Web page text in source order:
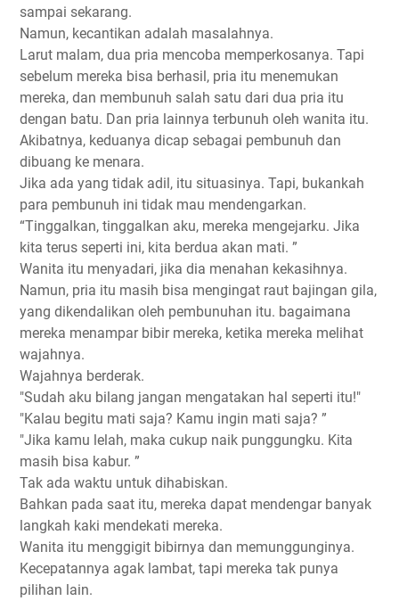
sampai sekarang.
Namun, kecantikan adalah masalahnya.
Larut malam, dua pria mencoba memperkosanya. Tapi
sebelum mereka bisa berhasil, pria itu menemukan
mereka, dan membunuh salah satu dari dua pria itu
dengan batu. Dan pria lainnya terbunuh oleh wanita itu.
Akibatnya, keduanya dicap sebagai pembunuh dan
dibuang ke menara.
Jika ada yang tidak adil, itu situasinya. Tapi, bukankah
para pembunuh ini tidak mau mendengarkan.
“Tinggalkan, tinggalkan aku, mereka mengejarku. Jika
kita terus seperti ini, kita berdua akan mati. ”
Wanita itu menyadari, jika dia menahan kekasihnya.
Namun, pria itu masih bisa mengingat raut bajingan gila,
yang dikendalikan oleh pembunuhan itu. bagaimana
mereka menampar bibir mereka, ketika mereka melihat
wajahnya.
Wajahnya berderak.
"Sudah aku bilang jangan mengatakan hal seperti itu!"
"Kalau begitu mati saja? Kamu ingin mati saja? ”
"Jika kamu lelah, maka cukup naik punggungku. Kita
masih bisa kabur. ”
Tak ada waktu untuk dihabiskan.
Bahkan pada saat itu, mereka dapat mendengar banyak
langkah kaki mendekati mereka.
Wanita itu menggigit bibirnya dan memunggunginya.
Kecepatannya agak lambat, tapi mereka tak punya
pilihan lain.